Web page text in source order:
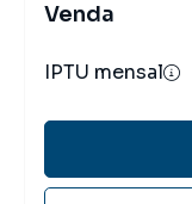
Venda
IPTU mensal